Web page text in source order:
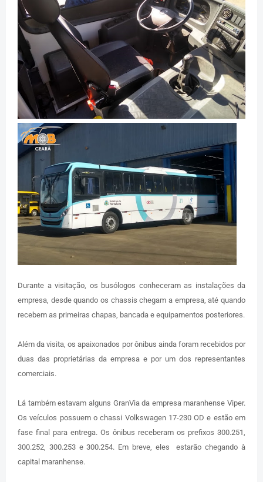
Durante a visitação, os busólogos conheceram as instalações da
empresa, desde quando os chassis chegam a empresa, até quando
recebem as primeiras chapas, bancada e equipamentos posteriores.
Além da visita, os apaixonados por ônibus ainda foram recebidos por
duas das proprietárias da empresa e por um dos representantes
comerciais.
Lá também estavam alguns GranVia da empresa maranhense Viper.
Os veículos possuem o chassi Volkswagen 17-230 OD e estão em
fase final para entrega. Os ônibus receberam os prefixos 300.251,
300.252, 300.253 e 300.254. Em breve, eles estarão chegando à
capital maranhense.